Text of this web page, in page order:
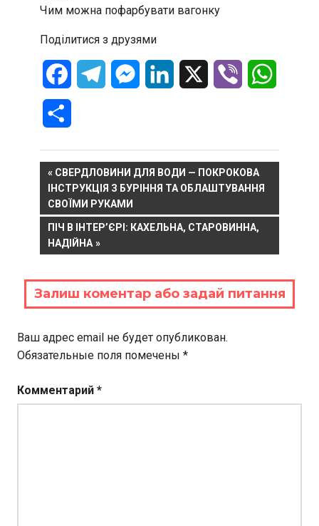
Чим можна пофарбувати вагонку
Поділитися з друзями
FacebookTelegramMessenger
LinkedIn Viber
Навигация
по
записям
PREVIOUS
POST:
СВЕРДЛОВИНИ ДЛЯ ВОДИ — ПОКРОКОВА
ІНСТРУКЦІЯ З БУРІННЯ ТА ОБЛАШТУВАННЯ
СВОЇМИ РУКАМИ
NEXT
POST:
ПІЧ В ІНТЕР’ЄРІ: КАХЕЛЬНА, СТАРОВИННА,
НАДІЙНА
Залиш коментар або задай питання
Ваш адрес email не будет опубликован.
Обязательные поля помечены *
Комментарий *